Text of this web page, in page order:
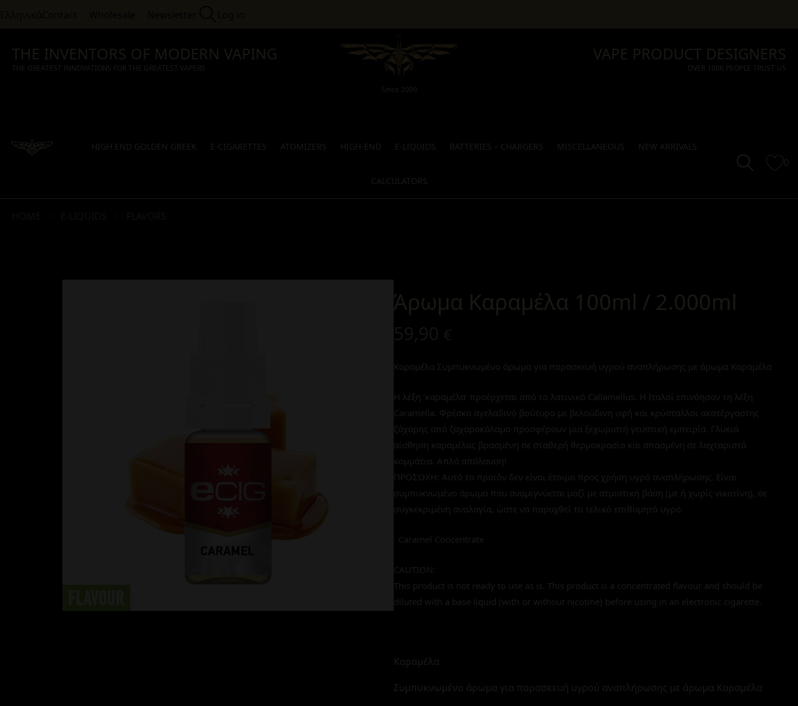
THE INVENTORS OF MODERN VAPING VAPE PRODUCT DESIGNERS
THE GREATEST INNOVATIONS FOR THE GREATEST VAPERS
Since 2009
OVER 100K PEOPLE TRUST US
HIGH END GOLDEN GREEK E-CIGARETTES ATOMIZERS HIGH-END E-LIQUIDS BATTERIES – CHARGERS MISCELLANEOUS NEW ARRIVALS
CALCULATORS
0
Άρωμα Καραμέλα 100ml / 2.000ml
Καραμέλα Συμπυκνωμένο άρωμα για παρασκευή υγρού αναπλήρωσης με άρωμα Καραμέλα
Η λέξη ‘καραμέλα’ προέρχεται από το λατινικό Callamellus. Η Ιταλοί επινόησαν τη λέξη
Caramella. Φρέσκο αγελαδινό βούτυρο με βελούδινη υφή και κρύσταλλοι ακατέργαστης
ζάχαρης από ζαχαροκάλαμο προσφέρουν μια ξεχωριστή γευστική εμπειρία. Γλυκιά
αίσθηση καραμέλας βρασμένη σε σταθερή θερμοκρασία και σπασμένη σε λαχταριστά
κομμάτια. Απλά απόλαυση!
ΠΡΟΣΟΧΗ: Αυτό το προϊόν δεν είναι έτοιμο προς χρήση υγρό αναπλήρωσης. Είναι
συμπυκνωμένο άρωμα που αναμιγνύεται μαζί με ατμιστική βάση (με ή χωρίς νικοτίνη), σε
συγκεκριμένη αναλογία, ώστε να παραχθεί το τελικό επιθυμητό υγρό.
Caramel Concentrate
CAUTION:
This product is not ready to use as is. This product is a concentrated flavour and should be
diluted with a base liquid (with or without nicotine) before using in an electronic cigarette.
Καραμέλα
Συμπυκνωμένο άρωμα για παρασκευή υγρού αναπλήρωσης με άρωμα Καραμέλα